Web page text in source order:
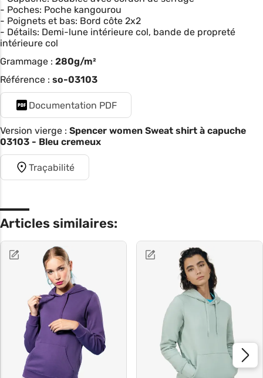
- Poches: Poche kangourou
- Poignets et bas: Bord côte 2x2
- Détails: Demi-lune intérieure col, bande de propreté
intérieure col
Grammage : 280g/m²
Référence : so-03103
Documentation PDF
Version vierge : Spencer women Sweat shirt à capuche
03103 - Bleu cremeux
Traçabilité
Articles similaires: